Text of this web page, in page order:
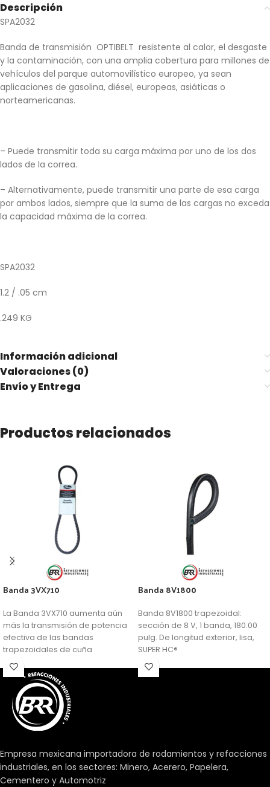
Descripción
SPA2032
Banda de transmisión OPTIBELT resistente al calor, el desgaste
y la contaminación, con una amplia cobertura para millones de
vehículos del parque automovilístico europeo, ya sean
aplicaciones de gasolina, diésel, europeas, asiáticas o
norteamericanas.
– Puede transmitir toda su carga máxima por uno de los dos
lados de la correa.
– Alternativamente, puede transmitir una parte de esa carga
por ambos lados, siempre que la suma de las cargas no exceda
la capacidad máxima de la correa.
SPA2032
1.2 / .05 cm
.249 KG
Información adicional
Valoraciones (0)
Envío y Entrega
Productos relacionados
Banda 3VX710
La Banda 3VX710 aumenta aún
más la transmisión de potencia
efectiva de las bandas
trapezoidales de cuña
profunda.
Banda 8V1800
Banda 8V1800 trapezoidal:
sección de 8 V, 1 banda, 180.00
pulg. De longitud exterior, lisa,
SUPER HC®
Empresa mexicana importadora de rodamientos y refacciones
industriales, en los sectores: Minero, Acerero, Papelera,
Cementero y Automotriz